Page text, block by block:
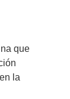
que
la